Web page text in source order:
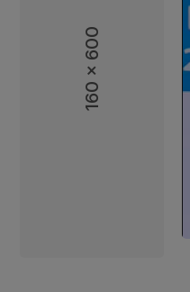
160 x 600
160 x 600